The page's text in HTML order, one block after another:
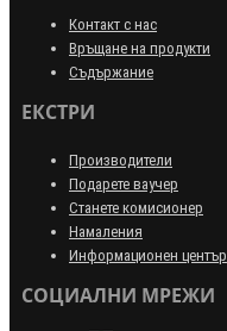
Контакт с нас
Връщане на продукти
Съдържание
ЕКСТРИ
Производители
Подарете ваучер
Станете комисионер
Намаления
Информационен център
СОЦИАЛНИ МРЕЖИ